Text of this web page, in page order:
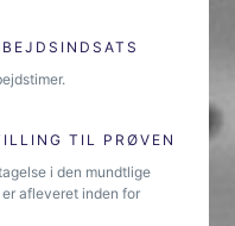
TIL PRØVEN
i den mundtlige
afleveret inden for